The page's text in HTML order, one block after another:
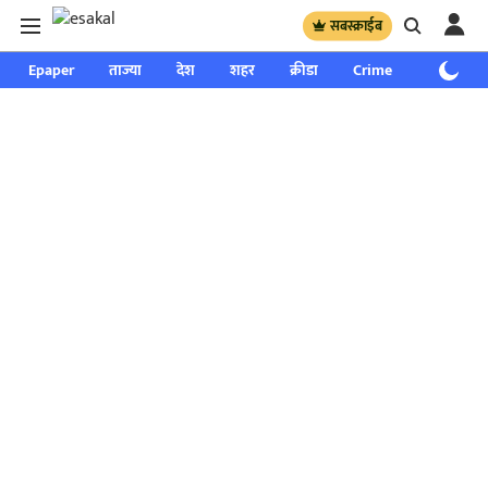
सबस्क्राईब
Epaper ताज्या देश शहर क्रीडा Crime साप्ताहिक